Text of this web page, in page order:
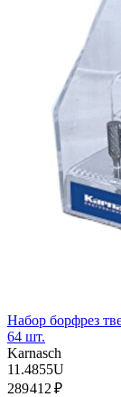
Набор борфрез
64 шт.
Karnasch
11.4855U
289 412 ₽